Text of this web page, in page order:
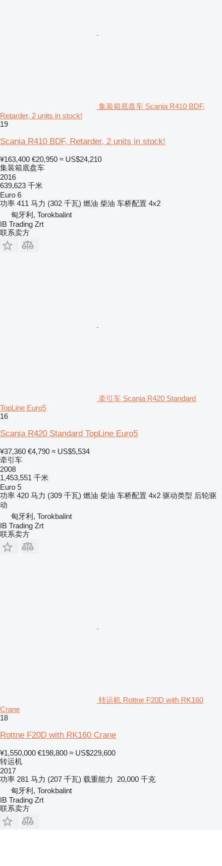
集装箱底盘车 Scania R410 BDF,
Retarder, 2 units in stock!
19
Scania R410 BDF, Retarder, 2 units in stock!
¥163,400 €20,950 ≈ US$24,210
集装箱底盘车
2016
639,623 千米
Euro 6
功率 411 马力 (302 千瓦) 燃油 柴油 车桥配置 4x2
匈牙利, Torokbalint
IB Trading Zrt
联系卖方
牵引车 Scania R420 Standard
TopLine Euro5
16
Scania R420 Standard TopLine Euro5
¥37,360 €4,790 ≈ US$5,534
牵引车
2008
1,453,551 千米
Euro 5
功率 420 马力 (309 千瓦) 燃油 柴油 车桥配置 4x2 驱动类型 后轮驱
动
匈牙利, Torokbalint
IB Trading Zrt
联系卖方
转运机 Rottne F20D with RK160
Crane
18
Rottne F20D with RK160 Crane
¥1,550,000 €198,800 ≈ US$229,600
转运机
2017
功率 281 马力 (207 千瓦) 载重能力
20,000 千克
匈牙利, Torokbalint
IB Trading Zrt
联系卖方